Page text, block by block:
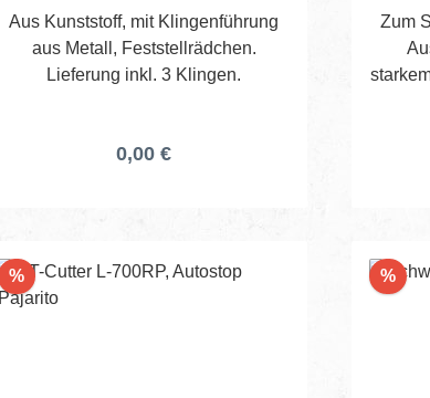
Aus Kunststoff, mit Klingenführung
aus Metall, Feststellrädchen.
Lieferung inkl. 3 Klingen.
0,00 €
Zum
%Rabatt %